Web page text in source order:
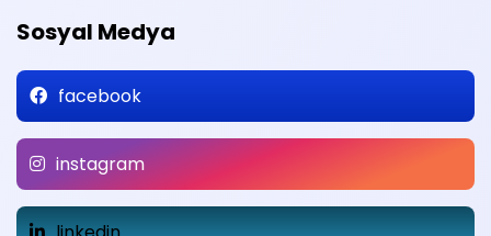
Sosyal Medya
facebook
instagram